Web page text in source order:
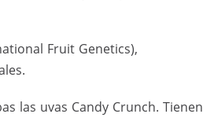
Fruit Genetics),
las uvas Candy Crunch. Tienen